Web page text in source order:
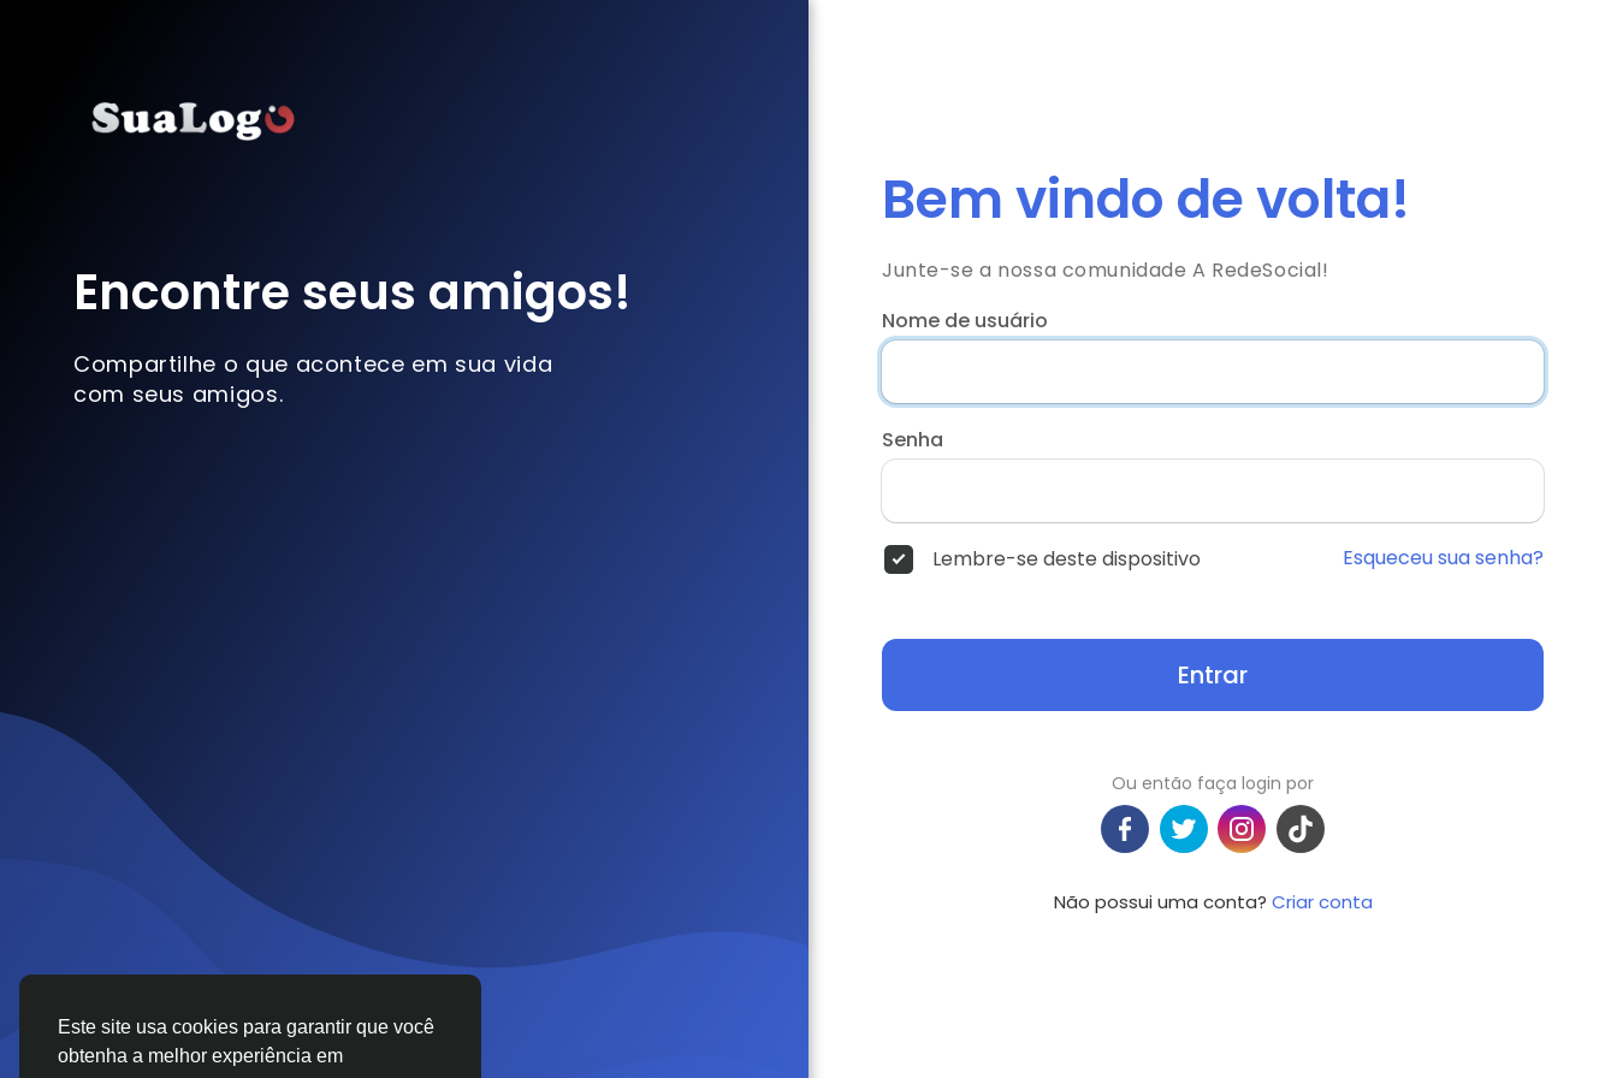
Este site usa cookies para garantir que você
obtenha a melhor experiência em
Encontre seus amigos!
Compartilhe o que acontece em sua vida
com seus amigos.
Bem vindo de volta!
Junte-se a nossa comunidade A RedeSocial!
Nome de usuário
Senha
Lembre-se deste dispositivo Esqueceu sua senha?
Entrar
Ou então faça login por
Não possui uma conta? Criar conta